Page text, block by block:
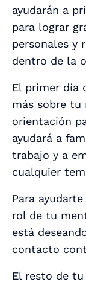
ayudarán a
para lograr
personales y
dentro de la
El primer día
más sobre tu
orientación
ayudará a
trabajo y a
cualquier
Para
rol de tu
está
contacto
El resto de